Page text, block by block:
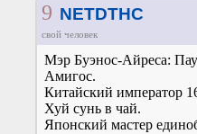
9 NETDTHC
свой человек
Мэр Буэнос-Айреса:
Амигос.
Китайский император
Хуй сунь в чай.
Японский мастер